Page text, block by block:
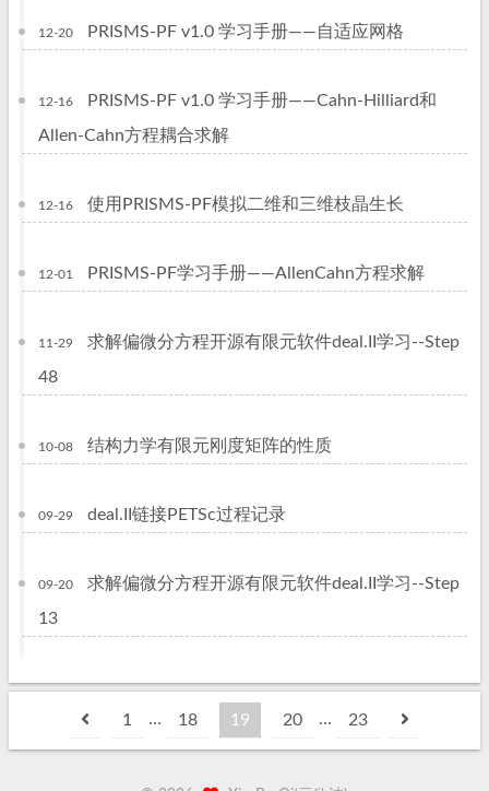
12-20 PRISMS-PF v1.0 学习手册——自适应网格
12-16
PRISMS-PF v1.0 学习手册——Cahn-Hilliard和
Allen-Cahn方程耦合求解
12-16 使用PRISMS-PF模拟二维和三维枝晶生长
12-01 PRISMS-PF学习手册——AllenCahn方程求解
11-29
求解偏微分方程开源有限元软件deal.II学习--Step
48
10-08 结构力学有限元刚度矩阵的性质
09-29 deal.II链接PETSc过程记录
09-20
求解偏微分方程开源有限元软件deal.II学习--Step
13
1 … 18 19 20 … 23